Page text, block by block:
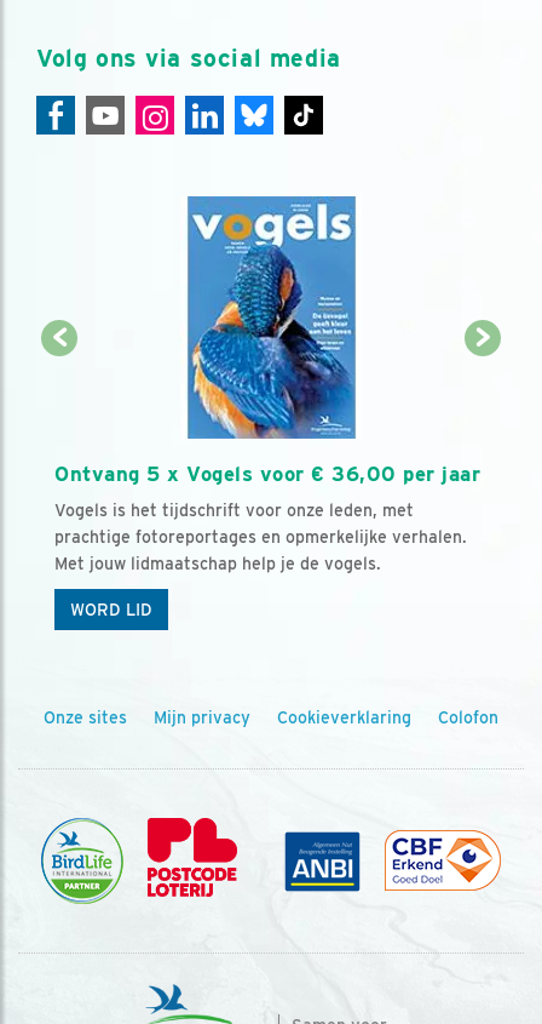
Volg ons via social media
Ontvang 5 x Vogels voor € 36,00 per jaar
Vogels is het tijdschrift voor onze leden, met
prachtige fotoreportages en opmerkelijke verhalen.
Met jouw lidmaatschap help je de vogels.
WORD LID
Onze sites Mijn privacy Cookieverklaring Colofon